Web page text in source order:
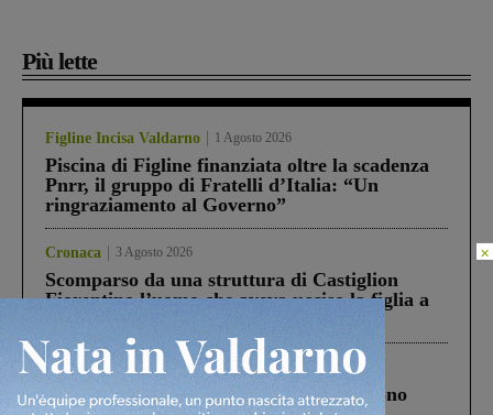
Più lette
Figline Incisa Valdarno 1 Agosto 2026
Piscina di Figline finanziata oltre la scadenza
Pnrr, il gruppo di Fratelli d’Italia: “Un
ringraziamento al Governo”
Cronaca 3 Agosto 2026
Scomparso da una struttura di Castiglion
Fiorentino l’uomo che aveva ucciso la figlia a
Cronaca 4 Agosto 2026
Un anno fa la strage in A1 in cui morirono
×